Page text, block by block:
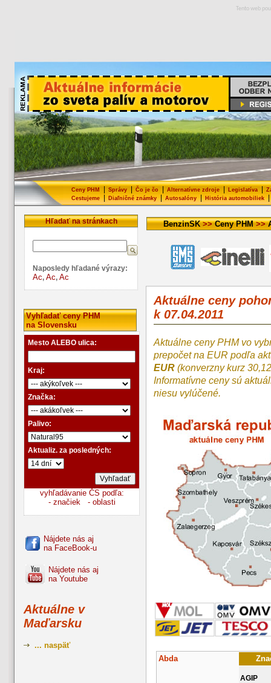
Tento web
Ceny PHM Správy Čo je čo Alternatívne zdroje Legislatíva
Cestujeme| Diaľničné známky| Autosalóny| História automobiliek|
Hľadať na stránkach
Naposledy hľadané výrazy:
Ac, Ac, Ac
Vyhľadať ceny PHM
na Slovensku
Mesto ALEBO ulica:
Kraj:
Značka:
Palivo:
Aktualiz. za posledných:
vyhľadávanie ČS podľa:
- značiek
- oblasti
Nájdete nás aj
na FaceBook-u
Nájdete nás aj
na Youtube
Aktuálne v
Maďarsku
... naspäť
BenzinSK>>Ceny PHM>>
Aktuálne ceny
k 07.04.2011
Aktuálne ceny PHM vo
prepočet na EUR podľa
EUR (konverzny kurz
Informatívne ceny sú
niesu vylúčené.
Abda
AGIP